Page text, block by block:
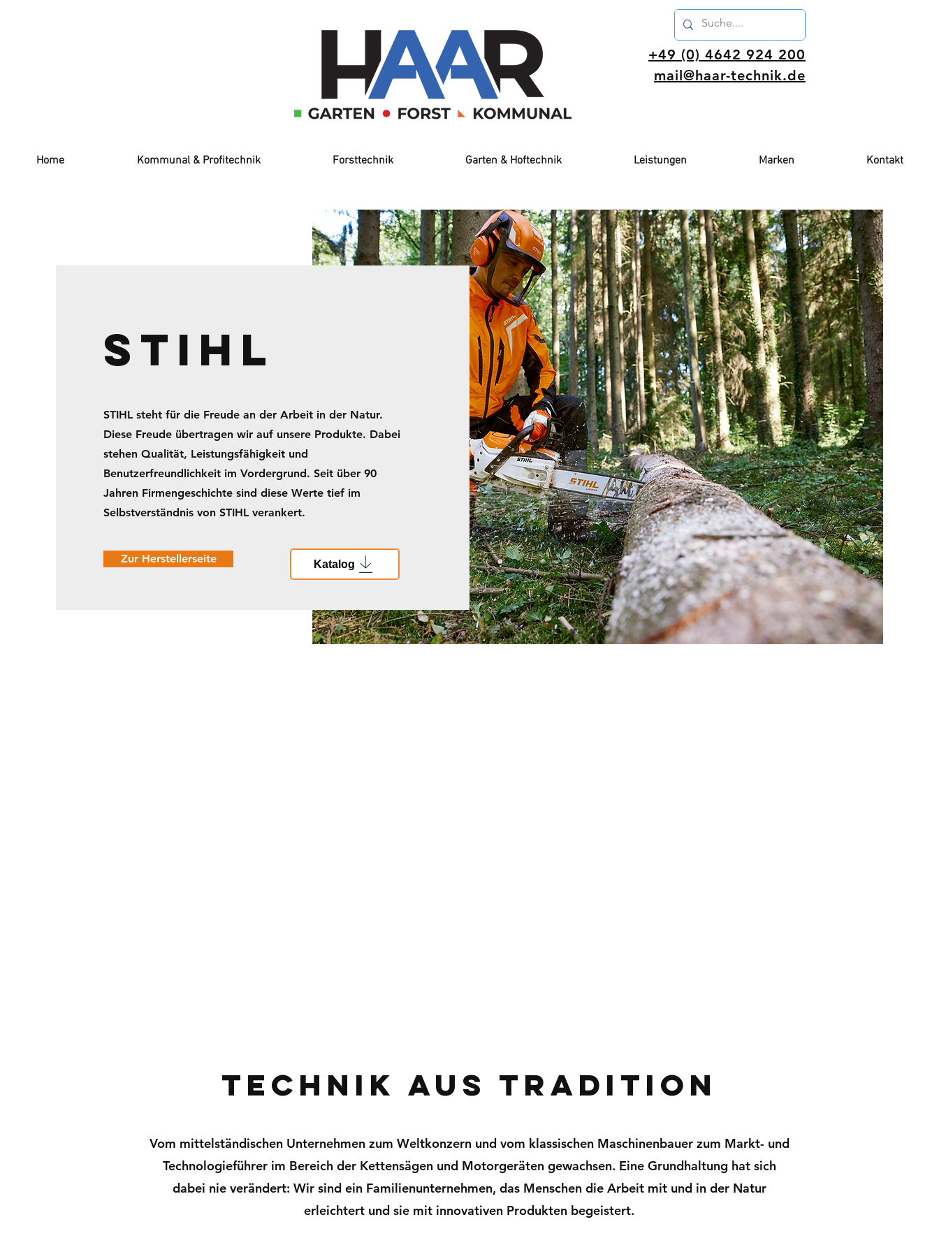
+49 (0) 4642 924 200
mail@haar-technik.de
Home Kommunal & Profitechnik Forsttechnik Garten & Hoftechnik Leistungen Marken Kontakt
stihl
STIHL steht für die Freude an der Arbeit in der Natur.
Diese Freude übertragen wir auf unsere Produkte. Dabei
stehen Qualität, Leistungsfähigkeit und
Benutzerfreundlichkeit im Vordergrund. Seit über 90
Jahren Firmengeschichte sind diese Werte tief im
Selbstverständnis von STIHL verankert.
Zur Herstellerseite Katalog
technik aus tradition
Vom mittelständischen Unternehmen zum Weltkonzern und vom klassischen Maschinenbauer zum Markt- und
Technologieführer im Bereich der Kettensägen und Motorgeräten gewachsen. Eine Grundhaltung hat sich
dabei nie verändert: Wir sind ein Familienunternehmen, das Menschen die Arbeit mit und in der Natur
erleichtert und sie mit innovativen Produkten begeistert.